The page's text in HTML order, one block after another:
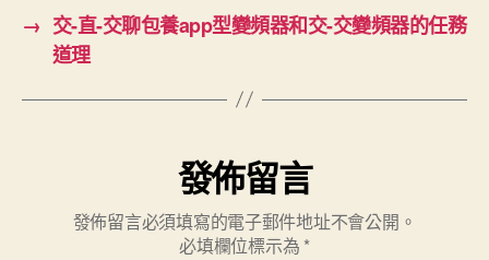
→ 交-直-交聊包養app型變頻器和交-交變頻器的任務
道理
發佈留言
發佈留言必須填寫的電子郵件地址不會公開。
必填欄位標示為 *